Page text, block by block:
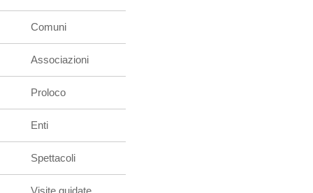
Comuni
Associazioni
Proloco
Enti
Spettacoli
Visite guidate